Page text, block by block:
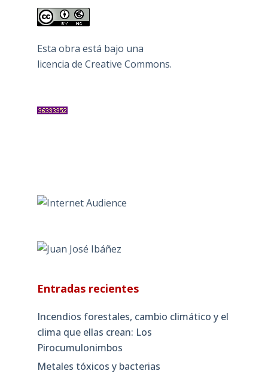
Esta obra está bajo una
licencia de Creative Commons.
Entradas recientes
Incendios forestales, cambio climático y el
clima que ellas crean: Los
Pirocumulonimbos
Metales tóxicos y bacterias